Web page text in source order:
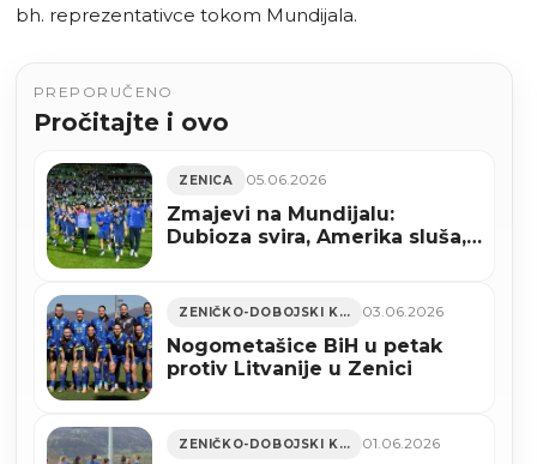
bh. reprezentativce tokom Mundijala.
PREPORUČENO
Pročitajte i ovo
ZENICA 05.06.2026
Zmajevi na Mundijalu:
Dubioza svira, Amerika sluša,
ZENIČKO-DOBOJSKI KANTON 03.06.2026
Nogometašice BiH u petak
protiv Litvanije u Zenici
ZENIČKO-DOBOJSKI KANTON 01.06.2026